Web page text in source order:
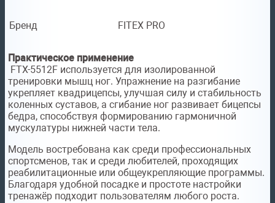
Бренд FITEX PRO
Практическое применение
FTX-5512F используется для изолированной
тренировки мышц ног. Упражнение на разгибание
укрепляет квадрицепсы, улучшая силу и стабильность
коленных суставов, а сгибание ног развивает бицепсы
бедра, способствуя формированию гармоничной
мускулатуры нижней части тела.
Модель востребована как среди профессиональных
спортсменов, так и среди любителей, проходящих
реабилитационные или общеукрепляющие программы.
Благодаря удобной посадке и простоте настройки
тренажёр подходит пользователям любого роста.